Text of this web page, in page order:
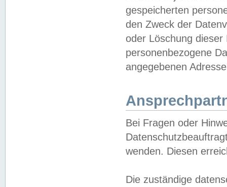
gespeicherten
den Zweck der
oder Löschung
personenbezogene
angegebenen
Bei Fragen oder
wenden. Diesen
Die zuständige